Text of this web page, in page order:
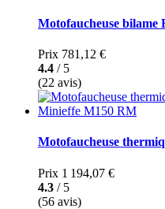
Motofaucheuse bilame
Prix 781,12 €
4.4 / 5
(22 avis)
Motofaucheuse
Prix 1 194,07 €
4.3 / 5
(56 avis)